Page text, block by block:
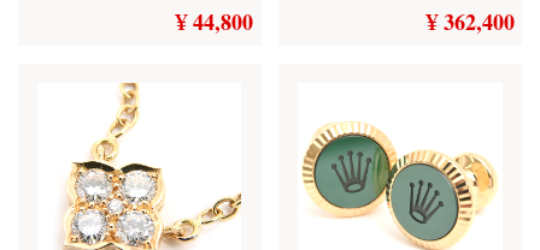
¥ 44,800 ¥ 362,400